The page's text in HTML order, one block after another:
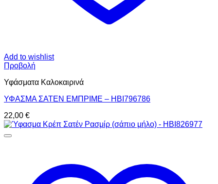
Add to wishlist
Προβολή
Υφάσματα Καλοκαιρινά
ΥΦΑΣΜΑ ΣΑΤΕΝ ΕΜΠΡΙΜΕ – HBI796786
22,00 €